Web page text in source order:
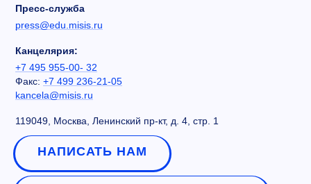
Пресс-служба
press@edu.misis.ru
Канцелярия:
+7 495 955-00- 32
Факс: +7 499 236-21-05
kancela@misis.ru
119049, Москва, Ленинский пр-кт, д. 4, стр. 1
НАПИСАТЬ НАМ